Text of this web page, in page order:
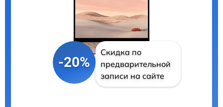
-20%
Скидка по
предварительной
записи на сайте